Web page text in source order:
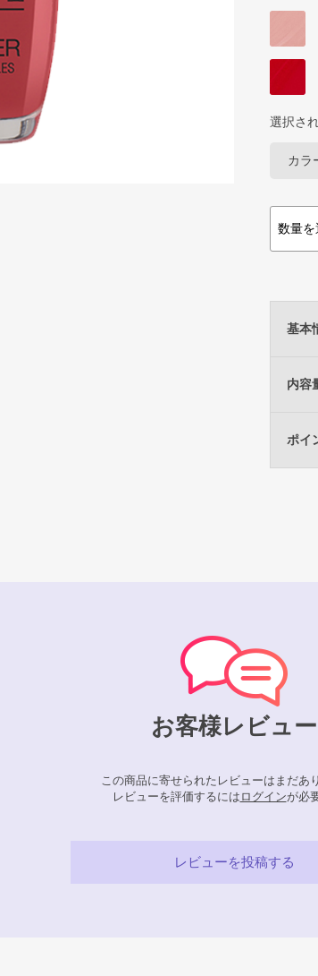
選択さ
カラ
基本
内容
ポイ
お客様レビュー
この商品に寄せられたレビューはまだあ
レビューを評価するには ログインが必
レビューを投稿する